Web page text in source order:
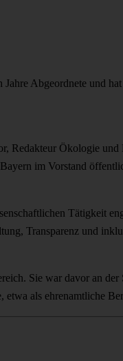
Abgeordnete und
Redakteur Ökologie
im Vorstand
Tätigkeit
Transparenz und
Sie war davor an
als ehrenamtliche